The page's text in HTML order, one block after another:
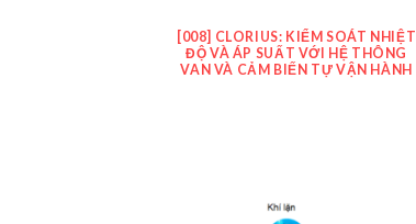
[008] CLORIUS: KIỂM SOÁT NHIỆT
ĐỘ VÀ ÁP SUẤT VỚI HỆ THÔNG
VAN VÀ CẢM BIẾN TỰ VẬN HÀNH